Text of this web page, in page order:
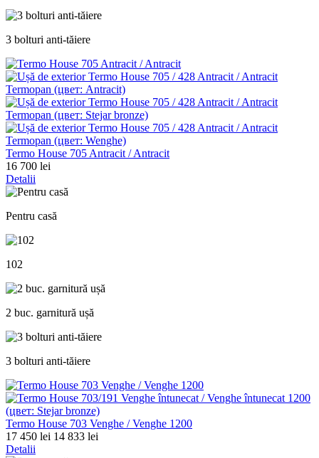
3 bolturi anti-tăiere
Termo House 705 Antracit / Antracit
16 700 lei
Detalii
Pentru casă
102
2 buc. garnitură ușă
3 bolturi anti-tăiere
Termo House 703 Venghe / Venghe 1200
17 450 lei 14 833 lei
Detalii